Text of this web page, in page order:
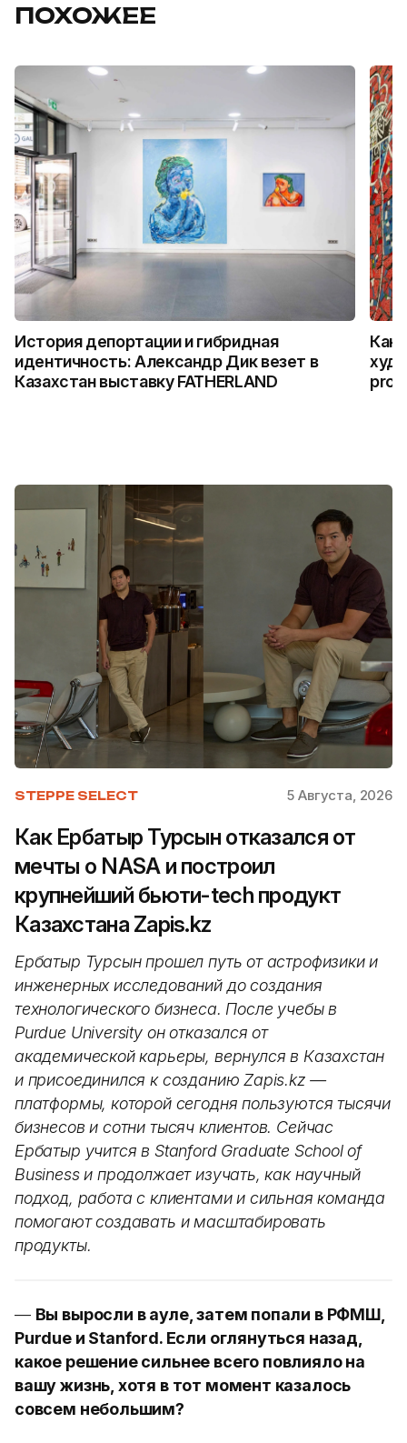
ПОХОЖЕЕ
История депортации и гибридная
идентичность: Александр Дик везет в
Казахстан выставку FATHERLAND
Как
STEPPE SELECT 5 Августа, 2026
Как Ербатыр Турсын отказался от
мечты о NASA и построил
крупнейший бьюти-tech продукт
Казахстана Zapis.kz
Ербатыр Турсын прошел путь от астрофизики и
инженерных исследований до создания
технологического бизнеса. После учебы в
Purdue University он отказался от
академической карьеры, вернулся в Казахстан
и присоединился к созданию Zapis.kz —
платформы, которой сегодня пользуются тысячи
бизнесов и сотни тысяч клиентов. Сейчас
Ербатыр учится в Stanford Graduate School of
Business и продолжает изучать, как научный
подход, работа с клиентами и сильная команда
помогают создавать и масштабировать
продукты.
— Вы выросли в ауле, затем попали в РФМШ,
Purdue и Stanford. Если оглянуться назад,
какое решение сильнее всего повлияло на
вашу жизнь, хотя в тот момент казалось
совсем небольшим?